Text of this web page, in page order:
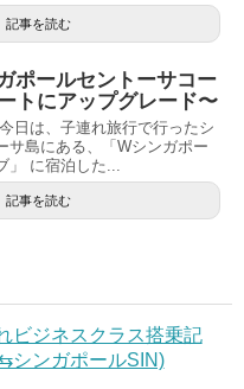
記事を読む
ポールセントーサコー
トにアップグレード〜
日は、子連れ旅行で行ったシ
サ島にある、「Wシンガポー
」 に宿泊した...
記事を読む
ビジネスクラス搭乗記
シンガポールSIN)